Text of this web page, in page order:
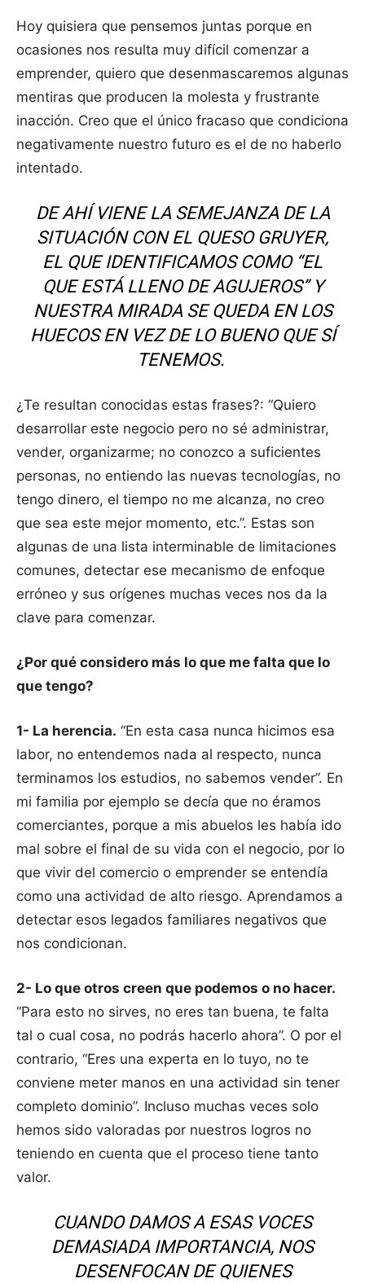
Hoy quisiera que pensemos juntas porque en
ocasiones nos resulta muy difícil comenzar a
emprender, quiero que desenmascaremos algunas
mentiras que producen la molesta y frustrante
inacción. Creo que el único fracaso que condiciona
negativamente nuestro futuro es el de no haberlo
intentado.
DE AHÍ VIENE LA SEMEJANZA DE LA
SITUACIÓN CON EL QUESO GRUYER,
EL QUE IDENTIFICAMOS COMO “EL
QUE ESTÁ LLENO DE AGUJEROS” Y
NUESTRA MIRADA SE QUEDA EN LOS
HUECOS EN VEZ DE LO BUENO QUE SÍ
TENEMOS.
¿Te resultan conocidas estas frases?: “Quiero
desarrollar este negocio pero no sé administrar,
vender, organizarme; no conozco a suficientes
personas, no entiendo las nuevas tecnologías, no
tengo dinero, el tiempo no me alcanza, no creo
que sea este mejor momento, etc.”. Estas son
algunas de una lista interminable de limitaciones
comunes, detectar ese mecanismo de enfoque
erróneo y sus orígenes muchas veces nos da la
clave para comenzar.
¿Por qué considero más lo que me falta que lo
que tengo?
1- La herencia. “En esta casa nunca hicimos esa
labor, no entendemos nada al respecto, nunca
terminamos los estudios, no sabemos vender”. En
mi familia por ejemplo se decía que no éramos
comerciantes, porque a mis abuelos les había ido
mal sobre el final de su vida con el negocio, por lo
que vivir del comercio o emprender se entendía
como una actividad de alto riesgo. Aprendamos a
detectar esos legados familiares negativos que
nos condicionan.
2- Lo que otros creen que podemos o no hacer.
“Para esto no sirves, no eres tan buena, te falta
tal o cual cosa, no podrás hacerlo ahora”. O por el
contrario, “Eres una experta en lo tuyo, no te
conviene meter manos en una actividad sin tener
completo dominio”. Incluso muchas veces solo
hemos sido valoradas por nuestros logros no
teniendo en cuenta que el proceso tiene tanto
valor.
CUANDO DAMOS A ESAS VOCES
DEMASIADA IMPORTANCIA, NOS
DESENFOCAN DE QUIENES